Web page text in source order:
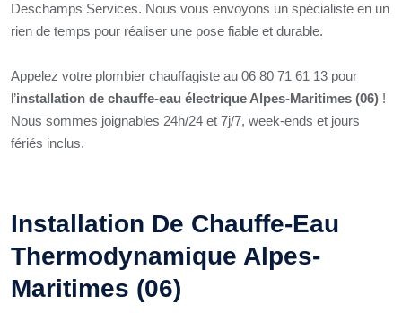
Deschamps Services. Nous vous envoyons un spécialiste en un
rien de temps pour réaliser une pose fiable et durable.
Appelez votre plombier chauffagiste au 06 80 71 61 13 pour
l’installation de chauffe-eau électrique Alpes-Maritimes (06) !
Nous sommes joignables 24h/24 et 7j/7, week-ends et jours
fériés inclus.
Installation De Chauffe-Eau
Thermodynamique Alpes-
Maritimes (06)